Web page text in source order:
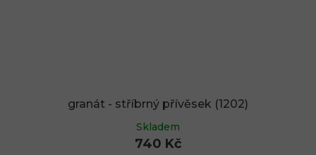
granát - stříbrný přívěsek (1202)
Skladem
740 Kč